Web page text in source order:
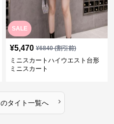
SALE
¥5,470 ¥6840(割引前)
ミニスカートハイウエスト台形
ミニスカート
のタイト一覧へ ›